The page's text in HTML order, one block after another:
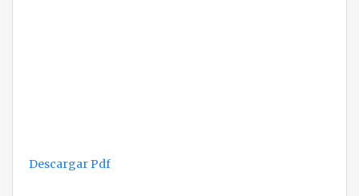
Descargar Pdf